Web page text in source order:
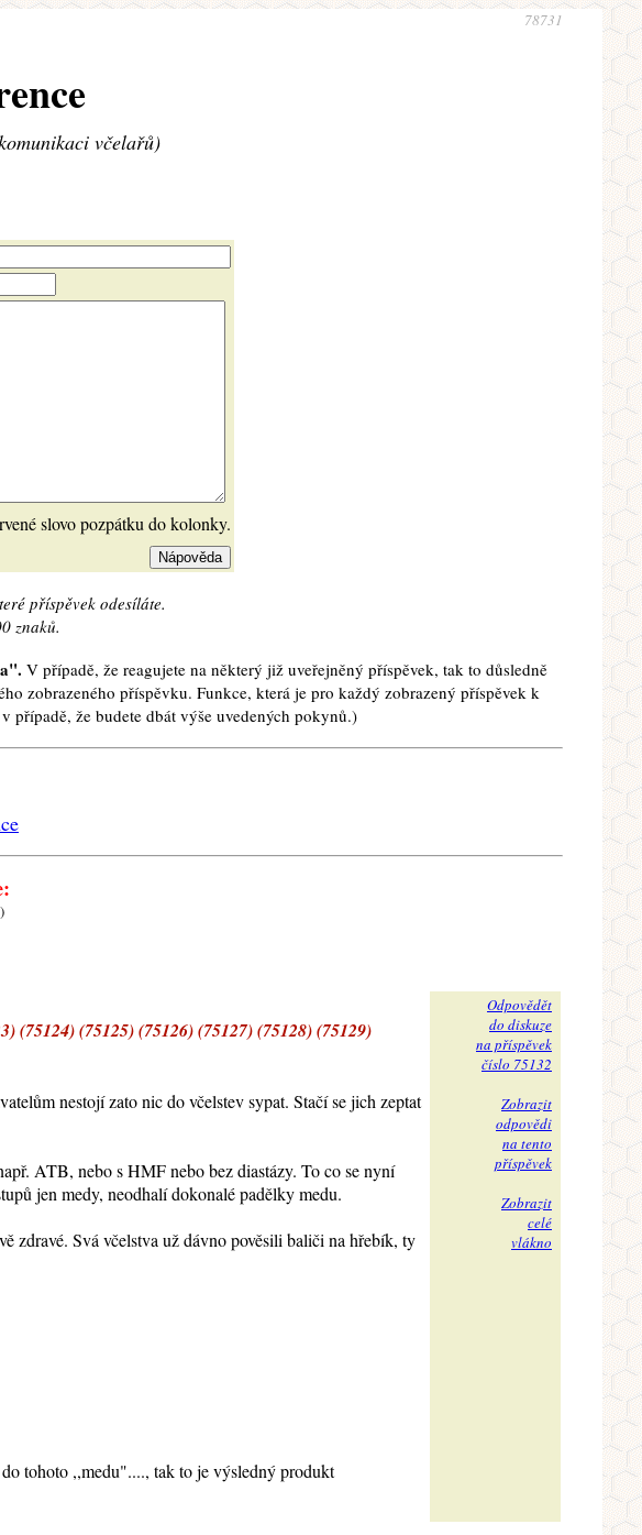
78731
včelařů)
slovo pozpátku do kolonky.
příspěvek odesíláte.
znaků.
V případě, že reagujete na některý již uveřejněný příspěvek, tak to důsledně
zobrazeného příspěvku. Funkce, která je pro každý zobrazený příspěvek k
případě, že budete dbát výše uvedených pokynů.)
(75125) (75126) (75127) (75128) (75129)
nestojí zato nic do včelstev sypat. Stačí se jich zeptat
ATB, nebo s HMF nebo bez diastázy. To co se nyní
jen medy, neodhalí dokonalé padělky medu.
zdravé. Svá včelstva už dávno pověsili baliči na hřebík, ty
tohoto ,,medu"...., tak to je výsledný produkt
Odpovědět
do diskuze
na příspěvek
číslo 75132
Zobrazit
odpovědi
na tento
příspěvek
Zobrazit
celé
vlákno